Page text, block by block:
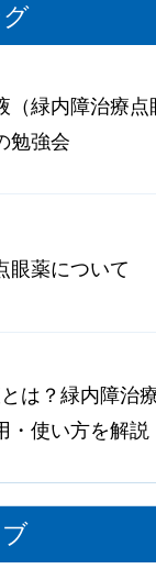
（緑内障治療点
勉強会
眼薬について
は？緑内障治
・使い方を解説